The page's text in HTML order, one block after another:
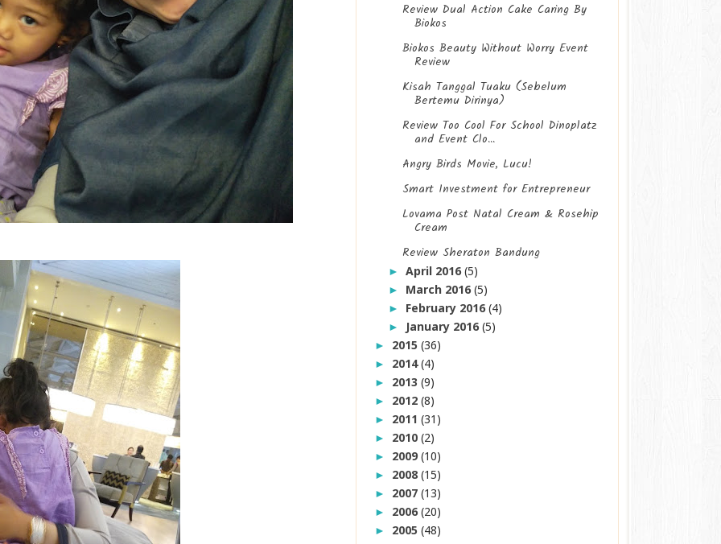
Review Dual Action Cake Caring By
Biokos
Biokos Beauty Without Worry Event
Review
Kisah Tanggal Tuaku (Sebelum
Bertemu Dirinya)
Review Too Cool For School Dinoplatz
and Event Clo...
Angry Birds Movie, Lucu!
Smart Investment for Entrepreneur
Lovama Post Natal Cream & Rosehip
Cream
Review Sheraton Bandung
►April 2016(5)
► March 2016(5)
► February 2016(4)
► January 2016(5)
► 2015(36)
► 2014(4)
► 2013(9)
► 2012(8)
► 2011(31)
► 2010(2)
► 2009(10)
► 2008(15)
► 2007(13)
► 2006(20)
► 2005(48)